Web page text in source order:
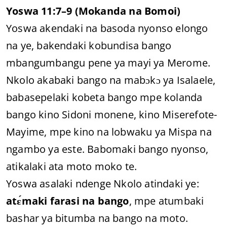
Yoswa 11:7–9 (Mokanda na Bomoi)
Yoswa akendaki na basoda nyonso elongo
na ye, bakendaki kobundisa bango
mbangumbangu pene ya mayi ya Merome.
Nkolo akabaki bango na mabɔkɔ ya Isalaele,
babasepelaki kobeta bango mpe kolanda
bango kino Sidoni monene, kino Miserefote-
Mayime, mpe kino na lobwaku ya Mispa na
ngambo ya este. Babomaki bango nyonso,
atikalaki ata moto moko te.
Yoswa asalaki ndenge Nkolo atindaki ye:
atɛ́maki farasi na bango, mpe atumbaki
bashar ya bitumba na bango na moto.